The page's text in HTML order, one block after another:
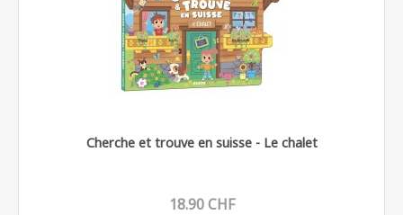
Cherche et trouve en suisse - Le chalet
18.90 CHF